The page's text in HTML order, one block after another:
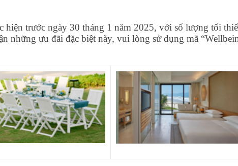
hiện trước ngày 30 tháng 1 năm 2025, với số lượng tối
những ưu đãi đặc biệt này, vui lòng sử dụng mã